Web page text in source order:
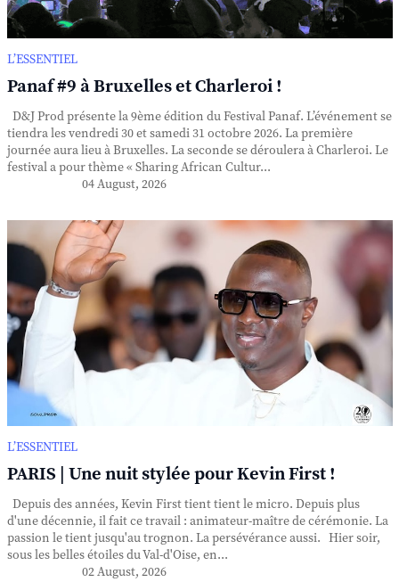
L’ESSENTIEL
Panaf #9 à Bruxelles et Charleroi !
D&J Prod présente la 9ème édition du Festival Panaf. L’événement se
tiendra les vendredi 30 et samedi 31 octobre 2026. La première
journée aura lieu à Bruxelles. La seconde se déroulera à Charleroi. Le
festival a pour thème « Sharing African Cultur...
04 August, 2026
L’ESSENTIEL
PARIS | Une nuit stylée pour Kevin First !
Depuis des années, Kevin First tient tient le micro. Depuis plus
d'une décennie, il fait ce travail : animateur-maître de cérémonie. La
passion le tient jusqu'au trognon. La persévérance aussi. Hier soir,
sous les belles étoiles du Val-d'Oise, en...
02 August, 2026